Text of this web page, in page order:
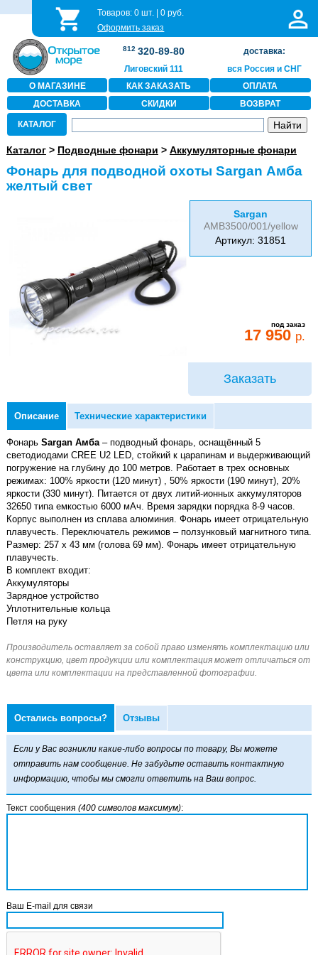
Товаров:0 шт. |0 руб.
Оформить заказ
812 320-89-80
Лиговский 111
доставка:
вся Россия и СНГ
О МАГАЗИНЕ
КАК ЗАКАЗАТЬ
ОПЛАТА
ДОСТАВКА
СКИДКИ ВОЗВРАТ
КАТАЛОГ
Каталог> Подводные фонари > Аккумуляторные фонари
Фонарь для подводной охоты Sargan Амба
желтый свет
Sargan
AMB3500/001/yellow
Артикул: 31851
под заказ
17 950 р.
Заказать
Описание Технические характеристики
Фонарь Sargan Амба– подводный фонарь, оснащённый 5
светодиодами CREE U2 LED, стойкий к царапинам и выдерживающий
погружение на глубину до 100 метров. Работает в трех основных
режимах: 100% яркости (120 минут) , 50% яркости (190 минут), 20%
яркости (330 минут). Питается от двух литий-ионных аккумуляторов
32650 типа емкостью 6000 мАч. Время зарядки порядка 8-9 часов.
Корпус выполнен из сплава алюминия. Фонарь имеет отрицательную
плавучесть. Переключатель режимов – ползунковый магнитного типа.
Размер: 257 x 43 мм (голова 69 мм). Фонарь имеет отрицательную
плавучесть.
В комплект входит:
Аккумуляторы
Зарядное устройство
Уплотнительные кольца
Петля на руку
Остались вопросы? Отзывы
Если у Вас возникли какие-либо вопросы по товару, Вы можете
отправить нам сообщение. Не забудьте оставить контактную
информацию, чтобы мы смогли ответить на Ваш вопрос.
Текст сообщения (400 символов максимум):
Ваш E-mail для связи